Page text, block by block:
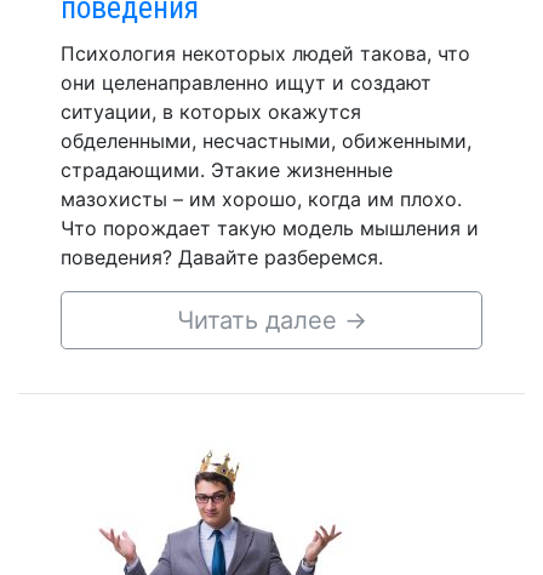
поведения
Психология некоторых людей такова, что
они целенаправленно ищут и создают
ситуации, в которых окажутся
обделенными, несчастными, обиженными,
страдающими. Этакие жизненные
мазохисты – им хорошо, когда им плохо.
Что порождает такую модель мышления и
поведения? Давайте разберемся.
Читать далее →